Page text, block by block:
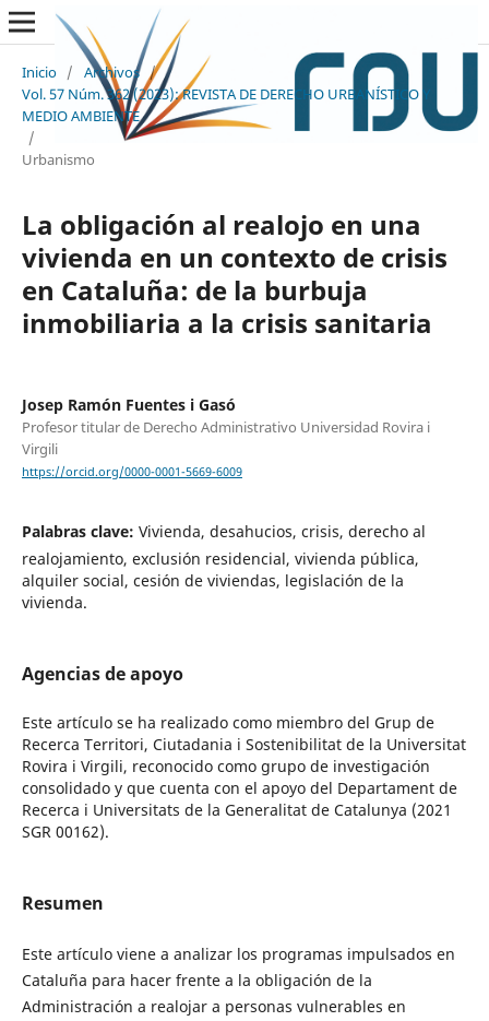
Inicio / Archivos /
Vol. 57 Núm. 362 (2023): REVISTA DE DERECHO URBANÍSTICO Y
MEDIO AMBIENTE
/
Urbanismo
La obligación al realojo en una
vivienda en un contexto de crisis
en Cataluña: de la burbuja
inmobiliaria a la crisis sanitaria
Josep Ramón Fuentes i Gasó
Profesor titular de Derecho Administrativo Universidad Rovira i
Virgili
https://orcid.org/0000-0001-5669-6009
Palabras clave: Vivienda, desahucios, crisis, derecho al
realojamiento, exclusión residencial, vivienda pública,
alquiler social, cesión de viviendas, legislación de la
vivienda.
Agencias de apoyo
Este artículo se ha realizado como miembro del Grup de
Recerca Territori, Ciutadania i Sostenibilitat de la Universitat
Rovira i Virgili, reconocido como grupo de investigación
consolidado y que cuenta con el apoyo del Departament de
Recerca i Universitats de la Generalitat de Catalunya (2021
SGR 00162).
Resumen
Este artículo viene a analizar los programas impulsados en
Cataluña para hacer frente a la obligación de la
Administración a realojar a personas vulnerables en